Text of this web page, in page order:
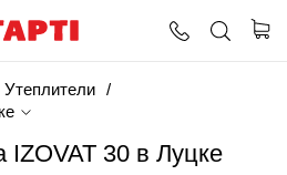
Утеплители
IZOVAT 30 в Луцке